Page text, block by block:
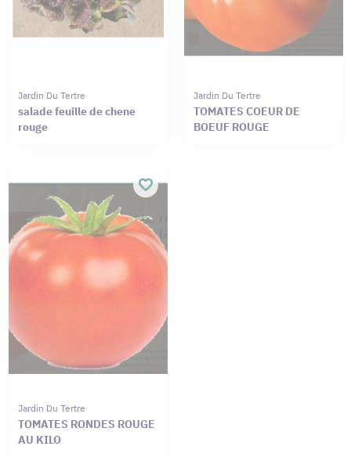
Jardin Du Tertre
salade feuille de chene
rouge
Jardin Du Tertre
TOMATES COEUR DE
BOEUF ROUGE
Jardin Du Tertre
TOMATES RONDES ROUGE
AU KILO